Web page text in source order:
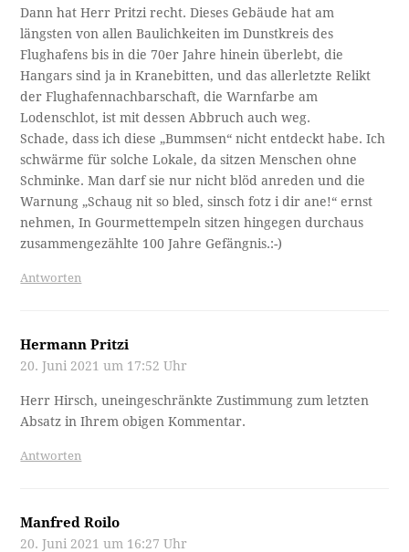
Dann hat Herr Pritzi recht. Dieses Gebäude hat am
längsten von allen Baulichkeiten im Dunstkreis des
Flughafens bis in die 70er Jahre hinein überlebt, die
Hangars sind ja in Kranebitten, und das allerletzte Relikt
der Flughafennachbarschaft, die Warnfarbe am
Lodenschlot, ist mit dessen Abbruch auch weg.
Schade, dass ich diese „Bummsen“ nicht entdeckt habe. Ich
schwärme für solche Lokale, da sitzen Menschen ohne
Schminke. Man darf sie nur nicht blöd anreden und die
Warnung „Schaug nit so bled, sinsch fotz i dir ane!“ ernst
nehmen, In Gourmettempeln sitzen hingegen durchaus
zusammengezählte 100 Jahre Gefängnis.:-)
Antworten
Hermann Pritzi
20. Juni 2021 um 17:52 Uhr
Herr Hirsch, uneingeschränkte Zustimmung zum letzten
Absatz in Ihrem obigen Kommentar.
Antworten
Manfred Roilo
20. Juni 2021 um 16:27 Uhr